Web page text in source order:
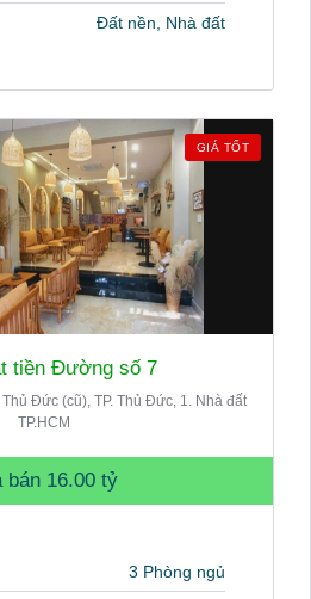
Đất nền, Nhà đất
GIÁ TỐT
tiền Đường số 7
Đức (cũ), TP. Thủ Đức, 1. Nhà đất
TP.HCM
bán 16.00 tỷ
3 Phòng ngủ